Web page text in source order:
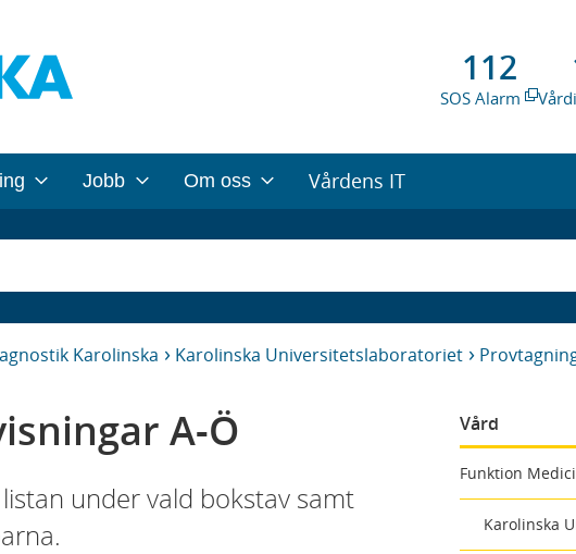
112
SOS Alarm
Jobb Om oss Vårdens IT
Karolinska Karolinska Universitetslaboratoriet
Vård
Funktion
Karolinska
A-Ö
under vald bokstav samt